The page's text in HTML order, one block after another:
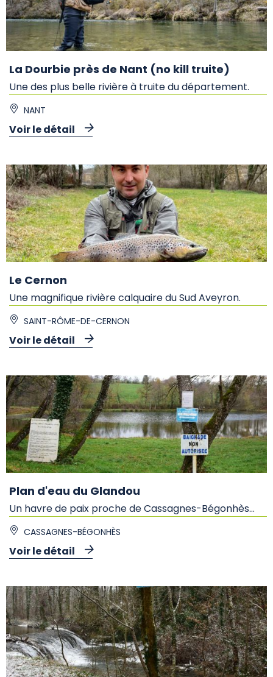
La Dourbie près de Nant (no kill truite)
Une des plus belle rivière à truite du département.
NANT
Voir le détail
Le Cernon
Une magnifique rivière calquaire du Sud Aveyron.
SAINT-RÔME-DE-CERNON
Voir le détail
Plan d'eau du Glandou
Un havre de paix proche de Cassagnes-Bégonhès...
CASSAGNES-BÉGONHÈS
Voir le détail